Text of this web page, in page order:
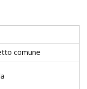
comune